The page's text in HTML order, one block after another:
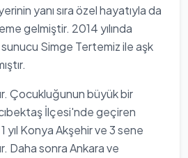
yanı sıra özel hayatıyla da
gelmiştir. 2014 yılında
Simge Tertemiz ile aşk
Çocukluğunun büyük bir
İlçesi'nde geçiren
yıl Konya Akşehir ve 3 sene
Daha sonra Ankara ve